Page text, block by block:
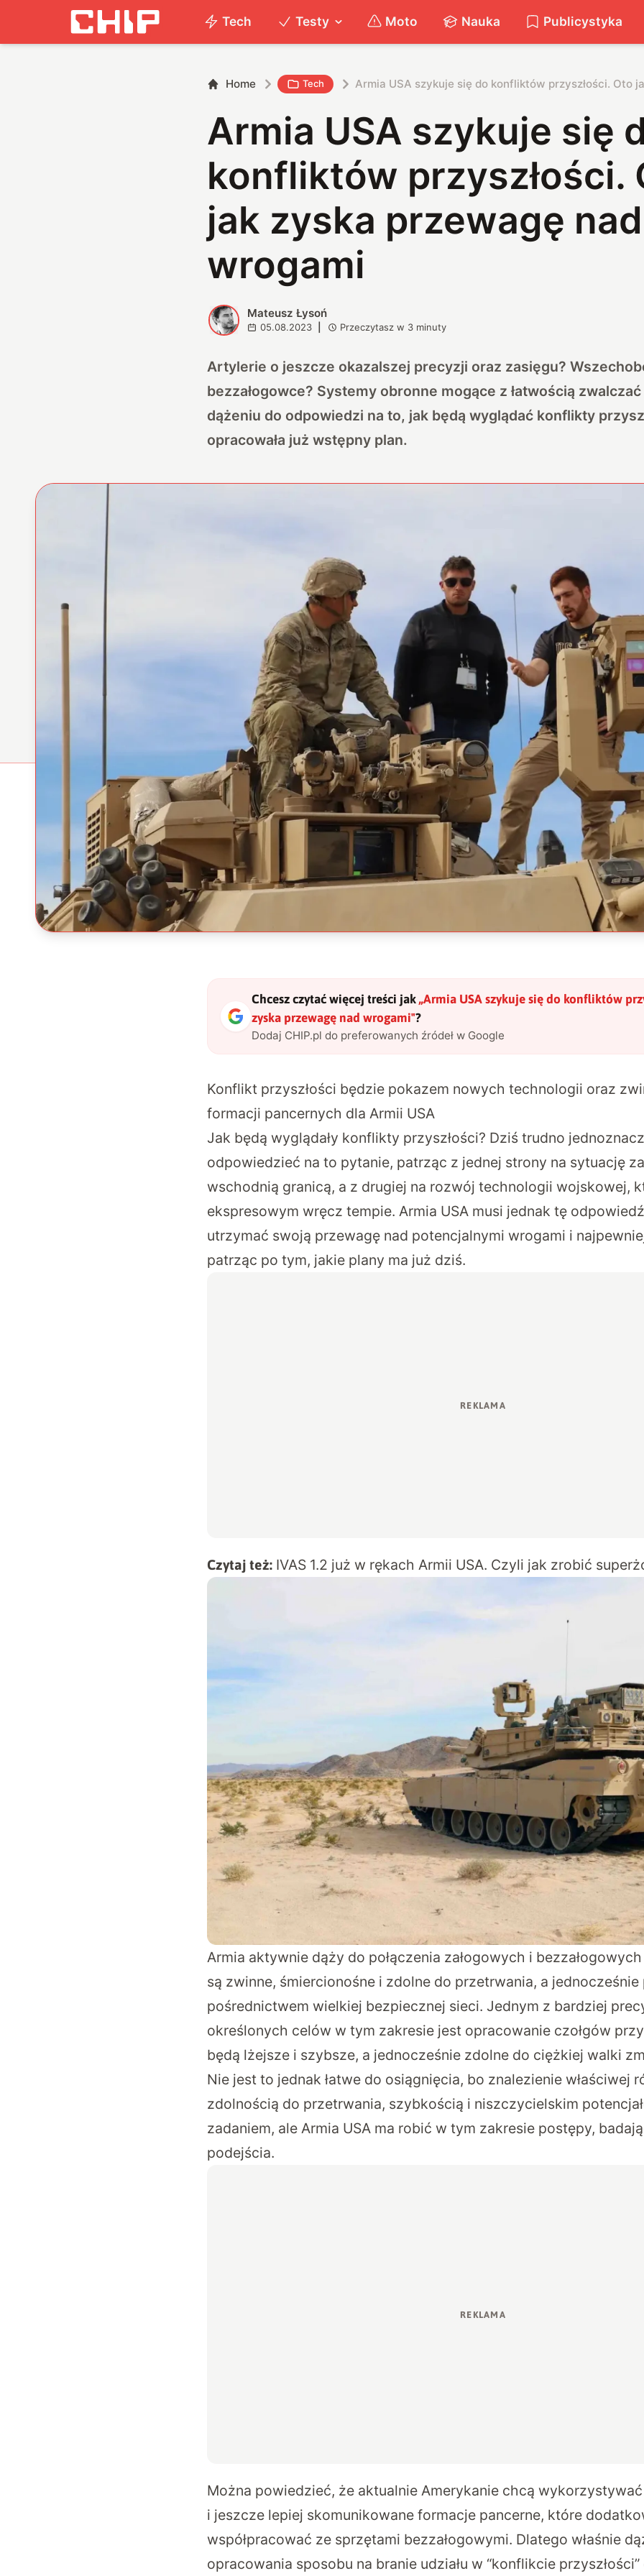
Tech Testy Moto Nauka Publicystyka
Home Tech Armia USA szykuje się do konfliktów przyszłości. Oto
Armia USA szykuje się
konfliktów przyszłości.
jak zyska przewagę nad
wrogami
M Mateusz Łysoń
05.08.2023 Przeczytasz w 3 minuty
Artylerie o jeszcze okazalszej precyzji oraz zasięgu?
bezzałogowce? Systemy obronne mogące z łatwością
dążeniu do odpowiedzi na to, jak będą wyglądać konflikty
opracowała już wstępny plan.
Chcesz czytać więcej treści jak „Armia USA szykuje się do konfliktów
zyska przewagę nad wrogami"?
Dodaj CHIP.pl do preferowanych źródeł w Google
Konflikt przyszłości będzie pokazem nowych technologii oraz
formacji pancernych dla Armii USA
Jak będą wyglądały konflikty przyszłości? Dziś trudno
odpowiedzieć na to pytanie, patrząc z jednej strony na sytuację
wschodnią granicą, a z drugiej na rozwój technologii wojskowej,
ekspresowym wręcz tempie. Armia USA musi jednak tę
utrzymać swoją przewagę nad potencjalnymi wrogami i
patrząc po tym, jakie plany ma już dziś.
Czytaj też: IVAS 1.2 już w rękach Armii USA. Czyli jak zrobić
Armia aktywnie dąży do połączenia załogowych i
są zwinne, śmiercionośne i zdolne do przetrwania, a jednocześnie
pośrednictwem wielkiej bezpiecznej sieci. Jednym z bardziej
określonych celów w tym zakresie jest opracowanie czołgów
będą lżejsze i szybsze, a jednocześnie zdolne do ciężkiej walki
Nie jest to jednak łatwe do osiągnięcia, bo znalezienie właściwej
zdolnością do przetrwania, szybkością i niszczycielskim
zadaniem, ale Armia USA ma robić w tym zakresie postępy,
podejścia.
Można powiedzieć, że aktualnie Amerykanie chcą
i jeszcze lepiej skomunikowane formacje pancerne, które
współpracować ze sprzętami bezzałogowymi. Dlatego właśnie
opracowania sposobu na branie udziału w “konflikcie